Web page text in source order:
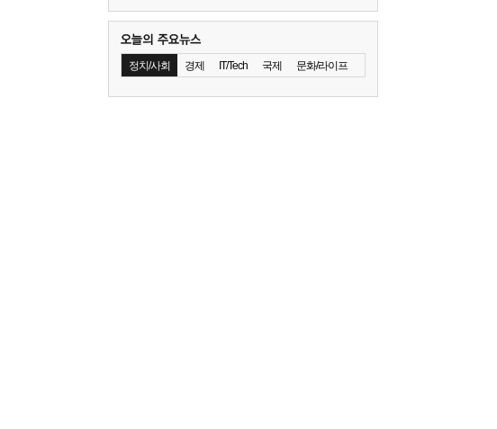
정치/사회 경제 IT/Tech 국제 문화/라이프